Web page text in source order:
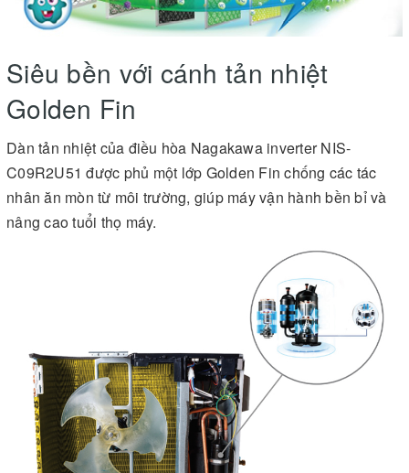
Siêu bền với cánh tản nhiệt
Golden Fin
Dàn tản nhiệt của điều hòa Nagakawa inverter NIS-
C09R2U51 được phủ một lớp Golden Fin chống các tác
nhân ăn mòn từ môi trường, giúp máy vận hành bền bỉ và
nâng cao tuổi thọ máy.